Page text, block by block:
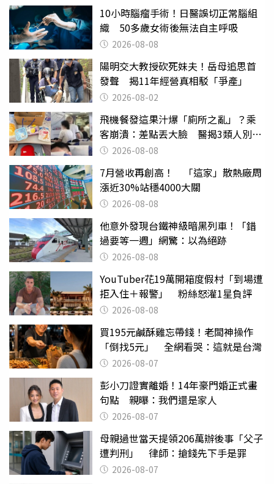
10小時腦瘤手術！日醫誤切正常腦組
織 50多歲女術後無法自主呼吸
2026-08-08
陽明交大教授砍死妹夫！岳母追思首
發聲 揭11年經營真相駁「爭產」
2026-08-02
飛機餐發這果汁爆「廁所之亂」？乘
客崩潰：差點丟大臉 醫揭3類人別亂
喝 2026-08-08
7月營收再創高！ 「這家」散熱廠周
漲近30%站穩4000大關
2026-08-08
他意外發現台鐵神級暗黑列車！「錯
過要等一週」網驚：以為絕跡
2026-08-08
YouTuber花19萬開箱度假村「到場遭
拒入住＋報警」 粉絲怒灌1星負評
2026-08-08
買195元鹹酥雞忘帶錢！老闆神操作
「倒找5元」 全網看哭：這就是台灣
2026-08-07
彭小刀證實離婚！14年豪門婚正式畫
句點 親曝：我們還是家人
2026-08-07
母親過世當天提領206萬辦後事「父子
遭判刑」 律師：搶錢先下手是罪
2026-08-07